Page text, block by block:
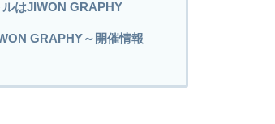
はJIWON GRAPHY
GRAPHY～開催情報